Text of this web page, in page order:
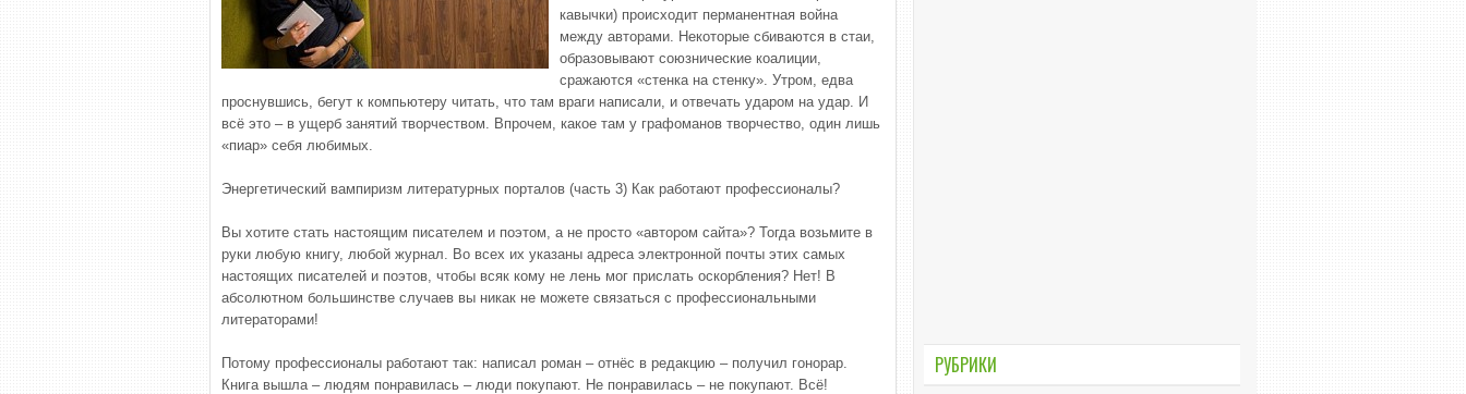
кавычки) происходит перманентная война
между авторами. Некоторые сбиваются в стаи,
образовывают союзнические коалиции,
сражаются «стенка на стенку». Утром, едва
проснувшись, бегут к компьютеру читать, что там враги написали, и отвечать ударом на удар. И
всё это – в ущерб занятий творчеством. Впрочем, какое там у графоманов творчество, один лишь
«пиар» себя любимых.
Энергетический вампиризм литературных порталов (часть 3) Как работают профессионалы?
Вы хотите стать настоящим писателем и поэтом, а не просто «автором сайта»? Тогда возьмите в
руки любую книгу, любой журнал. Во всех их указаны адреса электронной почты этих самых
настоящих писателей и поэтов, чтобы всяк кому не лень мог прислать оскорбления? Нет! В
абсолютном большинстве случаев вы никак не можете связаться с профессиональными
литераторами!
Потому профессионалы работают так: написал роман – отнёс в редакцию – получил гонорар.
Книга вышла – людям понравилась – люди покупают. Не понравилась – не покупают. Всё!
РУБРИКИ